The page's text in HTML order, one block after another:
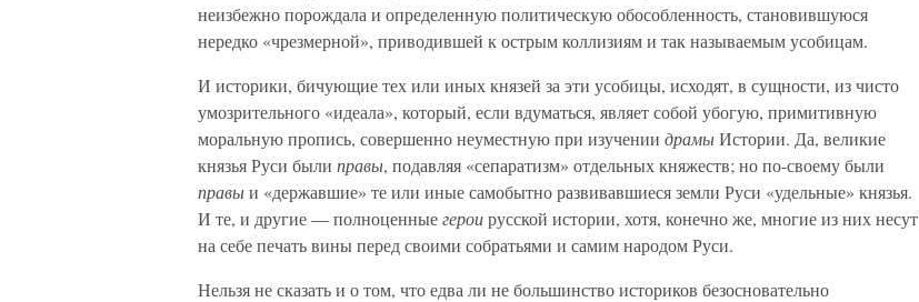
неизбежно порождала и определенную политическую обособленность, становившуюся
нередко «чрезмерной», приводившей к острым коллизиям и так называемым усобицам.
И историки, бичующие тех или иных князей за эти усобицы, исходят, в сущности, из чисто
умозрительного «идеала», который, если вдуматься, являет собой убогую, примитивную
моральную пропись, совершенно неуместную при изучении драмыИстории. Да, великие
князья Руси были правы, подавляя «сепаратизм» отдельных княжеств; но по-своему были
правыи «державшие» те или иные самобытно развивавшиеся земли Руси «удельные» князья.
И те, и другие — полноценныегероирусской истории, хотя, конечно же, многие из них несут
на себе печать вины перед своими собратьями и самим народом Руси.
Нельзя не сказать и о том, что едва ли не большинство историков безосновательно